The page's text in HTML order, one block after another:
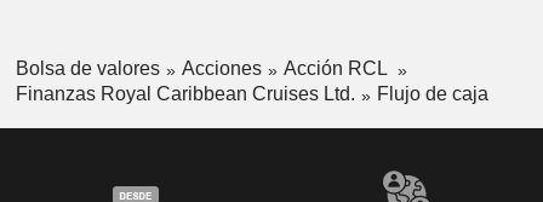
Bolsa de valores Acciones
Acción RCL
Finanzas Royal Caribbean Cruises Ltd.
Flujo de caja